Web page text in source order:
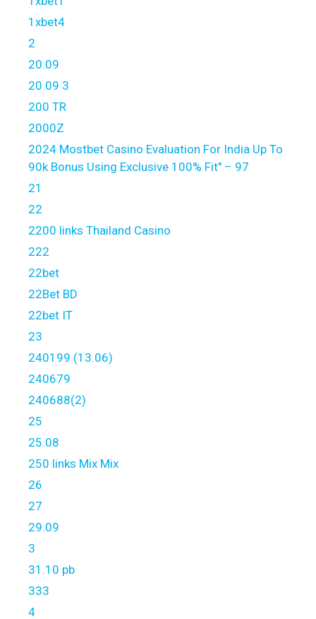
1xbet4
2
20.09
20.09 3
200 TR
2000Z
2024 Mostbet Casino Evaluation For India Up To
90k Bonus Using Exclusive 100% Fit" – 97
21
22
2200 links Thailand Casino
222
22bet
22Bet BD
22bet IT
23
240199 (13.06)
240679
240688(2)
25
25.08
250 links Mix Mix
26
27
29.09
3
31.10 pb
333
4